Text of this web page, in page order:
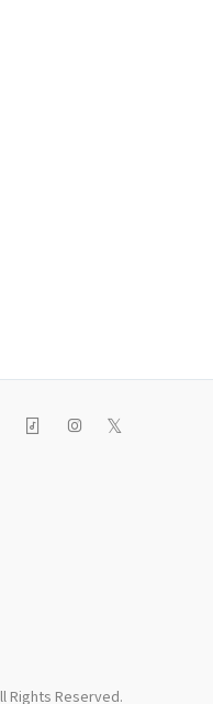
𝕏
Rights Reserved.